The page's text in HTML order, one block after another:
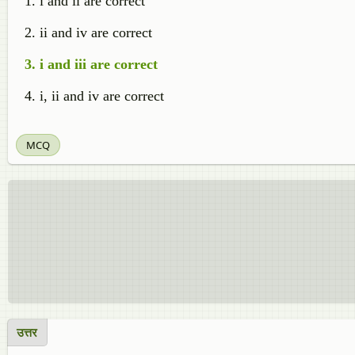
ii and iv are correct
i and iii are correct
i, ii and iv are correct
MCQ
उत्तर